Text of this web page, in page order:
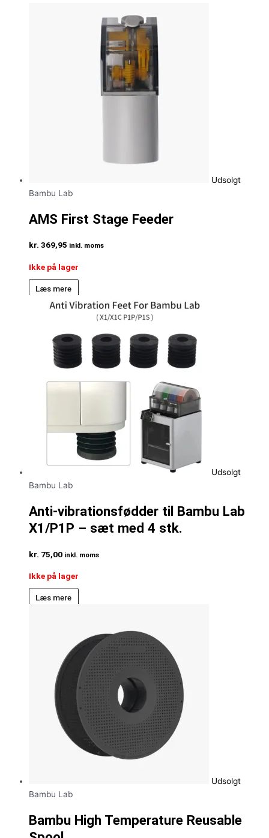
Udsolgt
Bambu Lab
AMS First Stage Feeder
kr. 369,95 inkl. moms
Ikke på lager
Læs mere
Udsolgt
Bambu Lab
Anti-vibrationsfødder til Bambu Lab
X1/P1P – sæt med 4 stk.
kr. 75,00 inkl. moms
Ikke på lager
Læs mere
Udsolgt
Bambu Lab
Bambu High Temperature Reusable